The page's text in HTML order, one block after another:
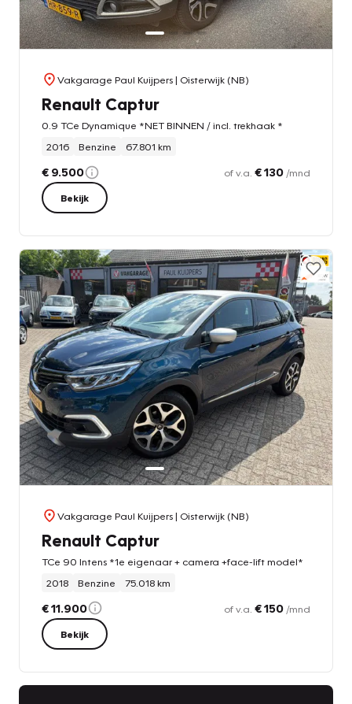
Vakgarage Paul Kuijpers| Oisterwijk (NB)
Renault Captur
0.9 TCe Dynamique *NET BINNEN / incl. trekhaak *
2016
Benzine 67.801 km
€ 9.500 of v.a. € 130 /mnd
Bekijk
Vakgarage Paul Kuijpers| Oisterwijk (NB)
Renault Captur
TCe 90 Intens *1e eigenaar + camera +face-lift model*
2018
Benzine 75.018 km
€ 11.900 of v.a. € 150 /mnd
Bekijk